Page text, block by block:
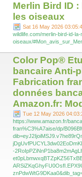
Merlin Bird ID
les oiseaux
Sat 16 May 2026
wildlife.com/merlin-bird-id-
oiseaux/
Color Pop®
bancaire Anti-
Fabrication
données
Amazon.fr:
Tue 12 May 2026
https://www.amazon.fr/
fran%C3%A7aise/dp/
-